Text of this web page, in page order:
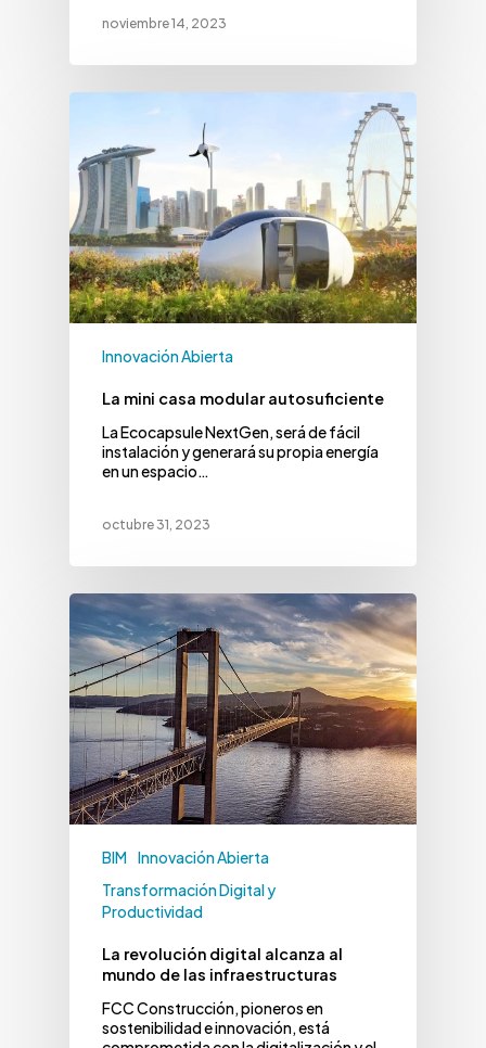
noviembre 14, 2023
Innovación Abierta
La mini casa modular autosuficiente
La Ecocapsule NextGen, será de fácil
instalación y generará su propia energía
en un espacio…
octubre 31, 2023
BIM Innovación Abierta
Transformación Digital y
Productividad
La revolución digital alcanza al
mundo de las infraestructuras
FCC Construcción, pioneros en
sostenibilidad e innovación, está